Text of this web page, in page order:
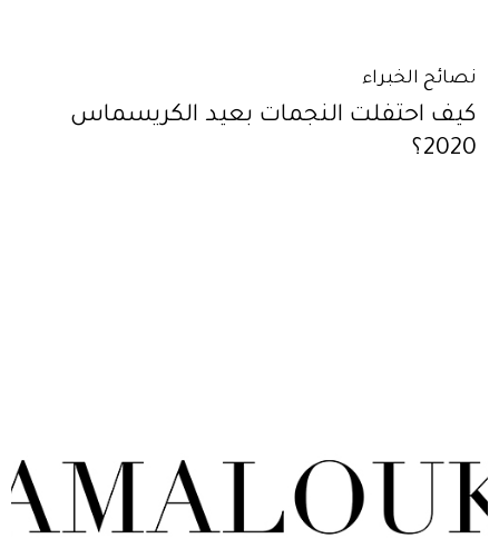
نصائح الخبراء
كيف احتفلت النجمات بعيد الكريسماس
2020؟